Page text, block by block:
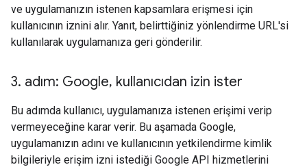
ve uygulamanızın istenen kapsamlara erişmesi için
kullanıcının iznini alır. Yanıt, belirttiğiniz yönlendirme URL'si
kullanılarak uygulamanıza geri gönderilir.
3. adım: Google, kullanıcıdan izin ister
Bu adımda kullanıcı, uygulamanıza istenen erişimi verip
vermeyeceğine karar verir. Bu aşamada Google,
uygulamanızın adını ve kullanıcının yetkilendirme kimlik
bilgileriyle erişim izni istediği Google API hizmetlerini